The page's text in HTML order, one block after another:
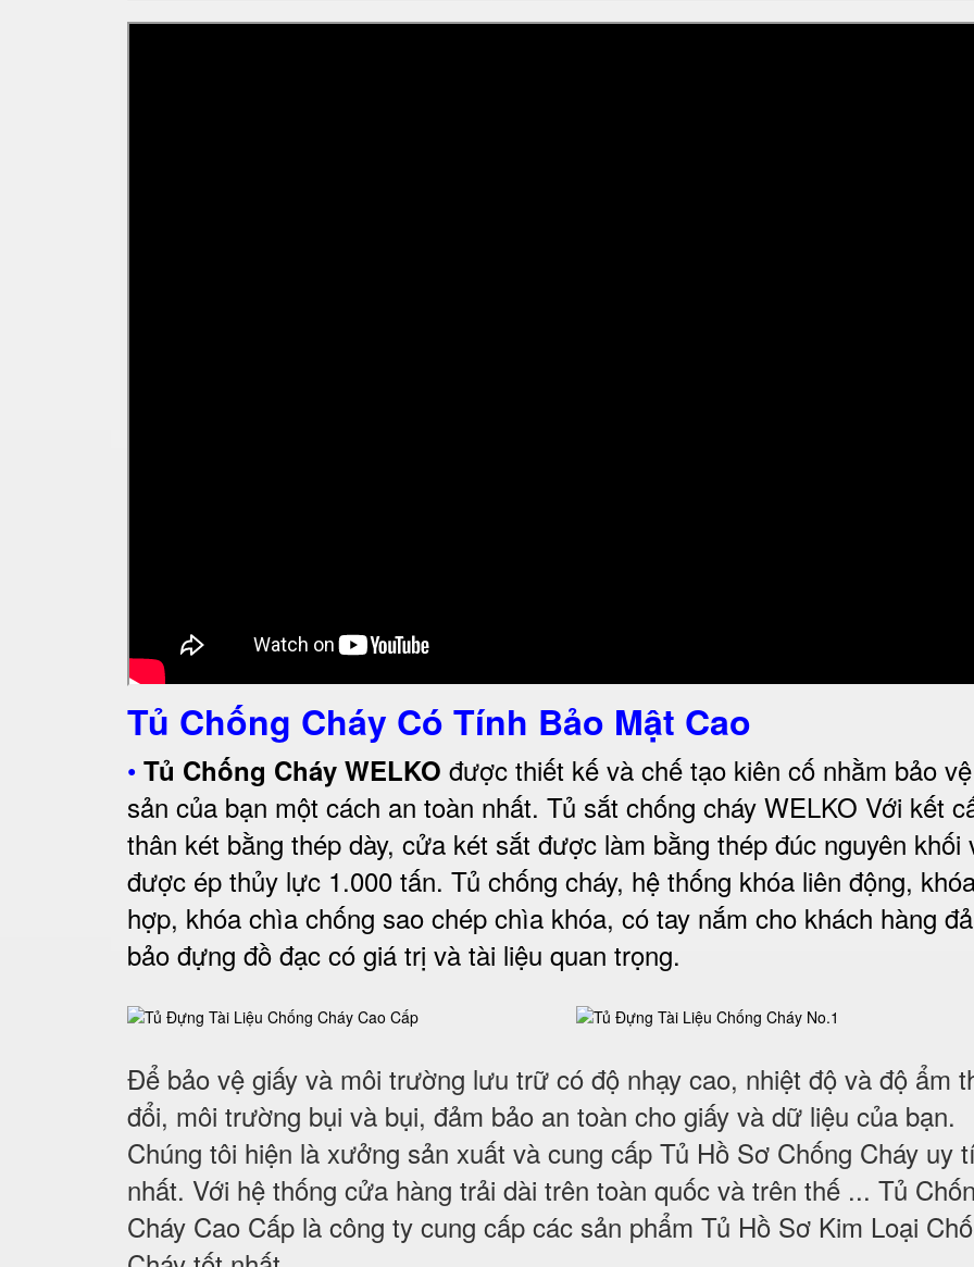
Tủ Chống Cháy Có Tính Bảo Mật Cao
• Tủ Chống Cháy WELKO được thiết kế và chế tạo kiên cố nhằm bảo
sản của bạn một cách an toàn nhất. Tủ sắt chống cháy WELKO Với kết
thân két bằng thép dày, cửa két sắt được làm bằng thép đúc nguyên khối
được ép thủy lực 1.000 tấn. Tủ chống cháy, hệ thống khóa liên động,
hợp, khóa chìa chống sao chép chìa khóa, có tay nắm cho khách hàng
bảo đựng đồ đạc có giá trị và tài liệu quan trọng.
Để bảo vệ giấy và môi trường lưu trữ có độ nhạy cao, nhiệt độ và độ ẩm
đổi, môi trường bụi và bụi, đảm bảo an toàn cho giấy và dữ liệu của bạn.
Chúng tôi hiện là xưởng sản xuất và cung cấp Tủ Hồ Sơ Chống Cháy uy
nhất. Với hệ thống cửa hàng trải dài trên toàn quốc và trên thế ... Tủ
Cháy Cao Cấp là công ty cung cấp các sản phẩm Tủ Hồ Sơ Kim Loại